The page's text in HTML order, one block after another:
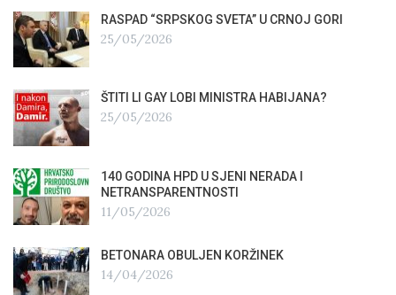
RASPAD “SRPSKOG SVETA” U CRNOJ GORI
25/05/2026
ŠTITI LI GAY LOBI MINISTRA HABIJANA?
25/05/2026
140 GODINA HPD U SJENI NERADA I
NETRANSPARENTNOSTI
11/05/2026
BETONARA OBULJEN KORŽINEK
14/04/2026